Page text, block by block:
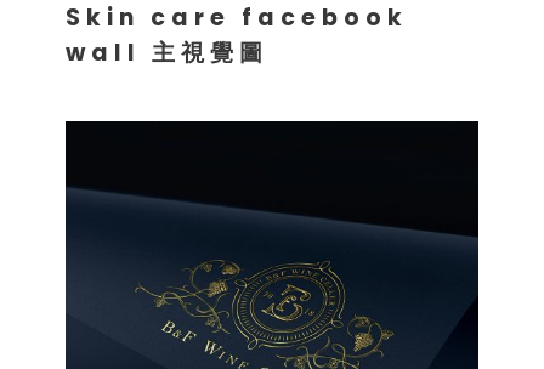
Skin care facebook
wall 主視覺圖